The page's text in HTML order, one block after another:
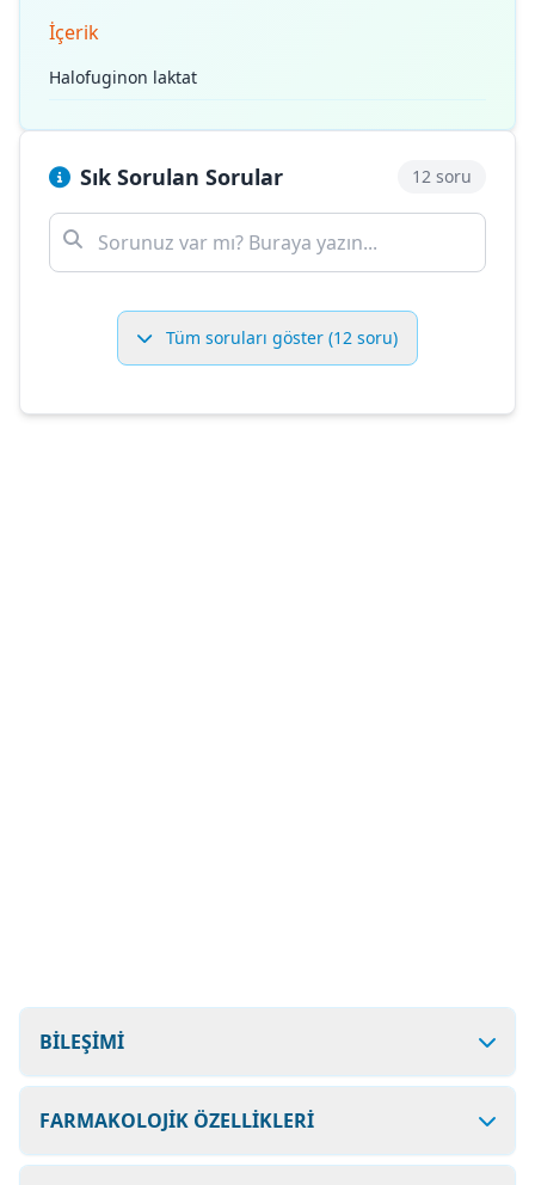
İçerik
Halofuginon laktat
Sık Sorulan Sorular 12 soru
Tüm soruları göster (12 soru)
BİLEŞİMİ
FARMAKOLOJİK ÖZELLİKLERİ